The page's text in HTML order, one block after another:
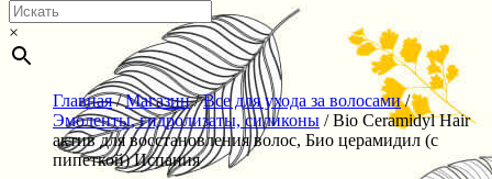
×
Главная/Магазин/Все для ухода за волосами/
Эмоленты, гидролизаты, силиконы / Bio Ceramidyl Hair
актив для восстановления волос, Био церамидил (с
пипеткой) Испания